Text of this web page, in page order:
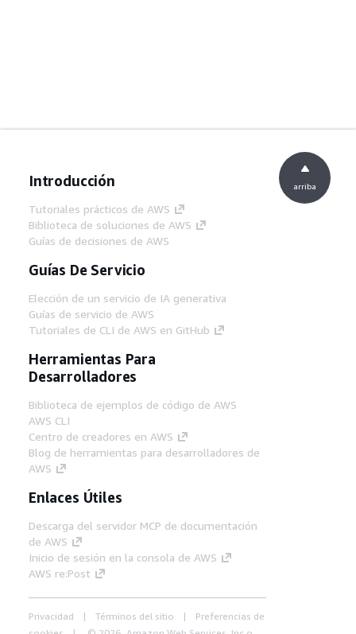
Introducción
Tutoriales prácticos de AWS
Biblioteca de soluciones de AWS
Guías de decisiones de AWS
Guías De Servicio
Elección de un servicio de IA generativa
Guías de servicio de AWS
Tutoriales de CLI de AWS en GitHub
Herramientas Para
Desarrolladores
Biblioteca de ejemplos de código de AWS
AWS CLI
Centro de creadores en AWS
Blog de herramientas para desarrolladores de
AWS
Enlaces Útiles
Descarga del servidor MCP de documentación
de AWS
Inicio de sesión en la consola de AWS
AWS re:Post
Privacidad Términos del sitio
Preferencias de
arriba